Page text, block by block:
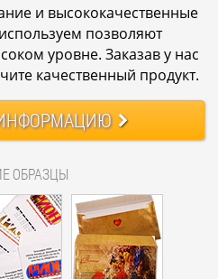
и высококачественные
позволяют
уровне. Заказав у нас
качественный продукт.
ОБРАЗЦЫ